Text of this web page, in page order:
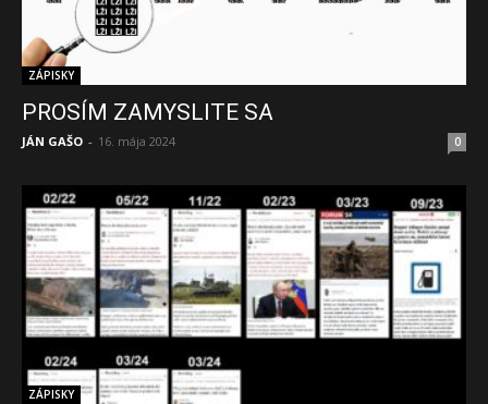
ZÁPISKY
PROSÍM ZAMYSLITE SA
JÁN GAŠO - 16. mája 2024 0
ZÁPISKY